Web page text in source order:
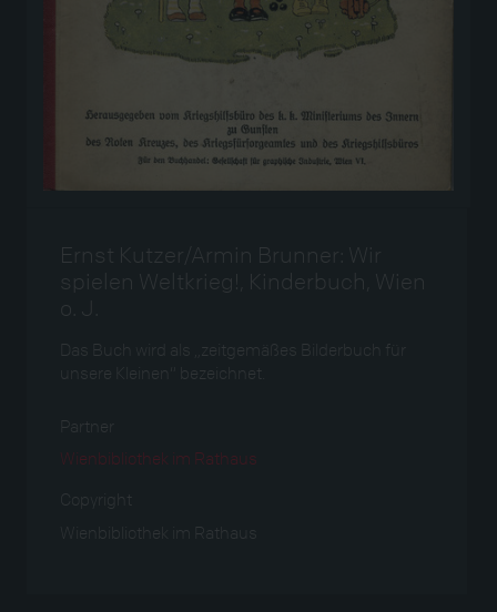
Ernst Kutzer/Armin Brunner: Wir
spielen Weltkrieg!, Kinderbuch, Wien
o. J.
Das Buch wird als „zeitgemäßes Bilderbuch für
unsere Kleinen“ bezeichnet.
Partner
Wienbibliothek im Rathaus
Copyright
Wienbibliothek im Rathaus